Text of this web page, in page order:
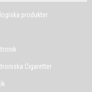
produkter
Cigaretter